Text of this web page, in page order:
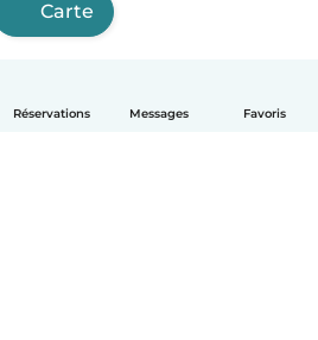
Réservations Messages Favoris
Carte